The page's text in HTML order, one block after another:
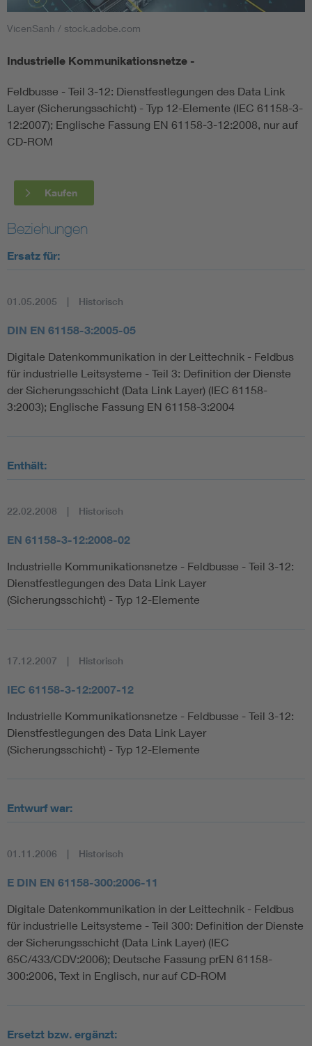
Smart Cities
DKE Fachinformationen im Kontext der Normung
Blitzschutz: DIN EN 62305 in der Übersicht
Circular Economy für mehr Ressourceneffizienz
Cybersecurity in der Industrieautomatisierung
DIN VDE 0100 für sichere Elektroinstallationen
Elektrofachkraft (EFK)
VicenSanh / stock.adobe.com
Industrielle Kommunikationsnetze -
Feldbusse - Teil 3-12: Dienstfestlegungen des Data Link
Layer (Sicherungsschicht) - Typ 12-Elemente (IEC 61158-3-
12:2007); Englische Fassung EN 61158-3-12:2008, nur auf
CD-ROM
Kaufen
Beziehungen
Ersatz für:
01.05.2005 Historisch
DIN EN 61158-3:2005-05
Digitale Datenkommunikation in der Leittechnik - Feldbus
für industrielle Leitsysteme - Teil 3: Definition der Dienste
der Sicherungsschicht (Data Link Layer) (IEC 61158-
3:2003); Englische Fassung EN 61158-3:2004
Enthält:
22.02.2008 Historisch
EN 61158-3-12:2008-02
Industrielle Kommunikationsnetze - Feldbusse - Teil 3-12:
Dienstfestlegungen des Data Link Layer
(Sicherungsschicht) - Typ 12-Elemente
17.12.2007 Historisch
IEC 61158-3-12:2007-12
Industrielle Kommunikationsnetze - Feldbusse - Teil 3-12:
Dienstfestlegungen des Data Link Layer
(Sicherungsschicht) - Typ 12-Elemente
Entwurf war:
01.11.2006 Historisch
E DIN EN 61158-300:2006-11
Digitale Datenkommunikation in der Leittechnik - Feldbus
für industrielle Leitsysteme - Teil 300: Definition der Dienste
der Sicherungsschicht (Data Link Layer) (IEC
65C/433/CDV:2006); Deutsche Fassung prEN 61158-
300:2006, Text in Englisch, nur auf CD-ROM
Ersetzt bzw. ergänzt: